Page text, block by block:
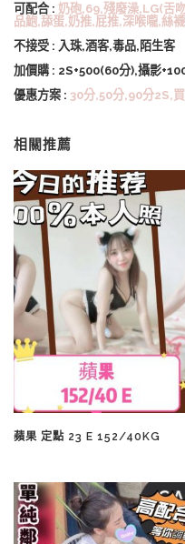
可配合 : 奶砲,69,殘廢澡,LG(舌
品鮑,舔蛋,奶推,屁推,深喉嚨,絲
不接受 : 入珠,酒客,毒品,陌生客
加價購 : 2S+500(60分),攝影
優惠方案 : 30分,50分,90分2S,
相關推薦
蘋果 定點 23 E 152/40KG